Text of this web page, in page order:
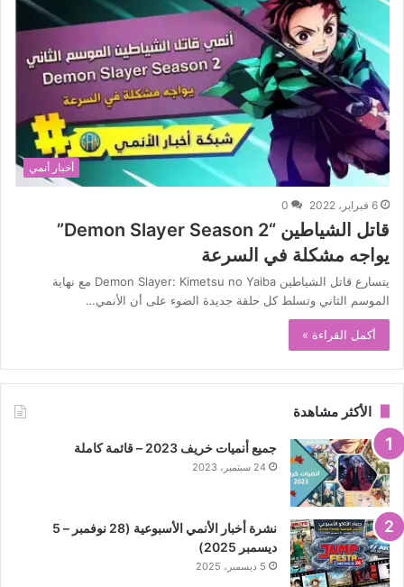
أخبار أنمي
6 فبراير، 2022 0
قاتل الشياطين “Demon Slayer Season 2”
يواجه مشكلة في السرعة
يتسارع قاتل الشياطين Demon Slayer: Kimetsu no Yaiba مع نهاية
الموسم الثاني وتسلط كل حلقة جديدة الضوء على أن الأنمي…
أكمل القراءة »
الأكثر مشاهدة
جميع أنميات خريف 2023 – قائمة كاملة
24 سبتمبر، 2023
نشرة أخبار الأنمي الأسبوعية (28 نوفمبر – 5
ديسمبر 2025)
5 ديسمبر، 2025